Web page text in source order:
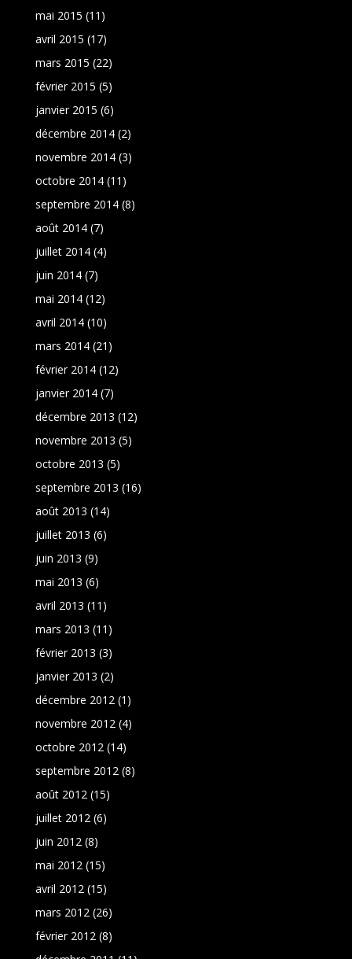
mai 2015 (11)
avril 2015 (17)
mars 2015 (22)
février 2015 (5)
janvier 2015 (6)
décembre 2014(2)
novembre 2014(3)
octobre 2014(11)
septembre 2014(8)
août 2014(7)
juillet 2014(4)
juin 2014(7)
mai 2014(12)
avril 2014(10)
mars 2014(21)
février 2014(12)
janvier 2014(7)
décembre 2013 (12)
novembre 2013 (5)
octobre 2013 (5)
septembre 2013 (16)
août 2013 (14)
juillet 2013 (6)
juin 2013 (9)
mai 2013 (6)
avril 2013 (11)
mars 2013 (11)
février 2013 (3)
janvier 2013 (2)
décembre 2012 (1)
novembre 2012 (4)
octobre 2012 (14)
septembre 2012 (8)
août 2012 (15)
juillet 2012 (6)
juin 2012 (8)
mai 2012 (15)
avril 2012 (15)
mars 2012 (26)
février 2012 (8)